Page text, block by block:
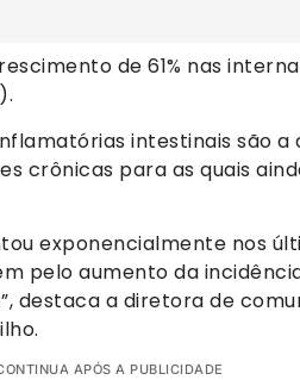
de 61% nas
intestinais são a
crônicas para as quais
exponencialmente nos
pelo aumento da
destaca a diretora de
APÓS A PUBLICIDADE